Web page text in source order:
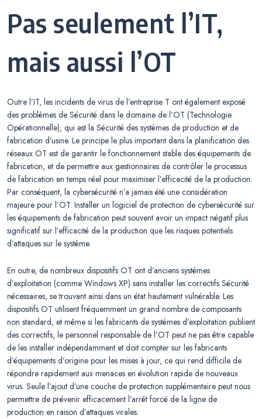
Pas seulement l’IT,
mais aussi l’OT
Outre l’IT, les incidents de virus de l’entreprise T ont également exposé
des problèmes de Sécurité dans le domaine de l’OT (Technologie
Opérationnelle), qui est la Sécurité des systèmes de production et de
fabrication d’usine. Le principe le plus important dans la planification des
réseaux OT est de garantir le fonctionnement stable des équipements de
fabrication, et de permettre aux gestionnaires de contrôler le processus
de fabrication en temps réel pour maximiser l’efficacité de la production.
Par conséquent, la cybersécurité n’a jamais été une considération
majeure pour l’OT. Installer un logiciel de protection de cybersécurité sur
les équipements de fabrication peut souvent avoir un impact négatif plus
significatif sur l’efficacité de la production que les risques potentiels
d’attaques sur le système.
En outre, de nombreux dispositifs OT ont d’anciens systèmes
d’exploitation (comme Windows XP) sans installer les correctifs Sécurité
nécessaires, se trouvant ainsi dans un état hautement vulnérable. Les
dispositifs OT utilisent fréquemment un grand nombre de composants
non standard, et même si les fabricants de systèmes d’exploitation publient
des correctifs, le personnel responsable de l’OT peut ne pas être capable
de les installer indépendamment et doit compter sur les fabricants
d’équipements d’origine pour les mises à jour, ce qui rend difficile de
répondre rapidement aux menaces en évolution rapide de nouveaux
virus. Seule l’ajout d’une couche de protection supplémentaire peut nous
permettre de prévenir efficacement l’arrêt forcé de la ligne de
production en raison d’attaques virales.